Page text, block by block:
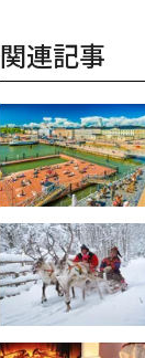
関連記事